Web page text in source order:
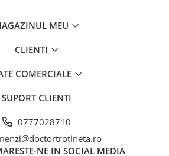
MEU
CLIENTI
COMERCIALE
SUPORT CLIENTI
0777028710
NE IN SOCIAL MEDIA